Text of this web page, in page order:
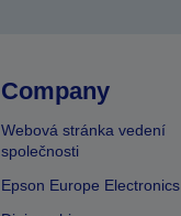
Company
Webová stránka vedení
společnosti
Epson Europe Electronics